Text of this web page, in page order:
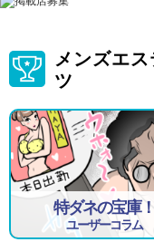
メンズエ
ツ
特ダネの宝庫！
ユーザーコラム